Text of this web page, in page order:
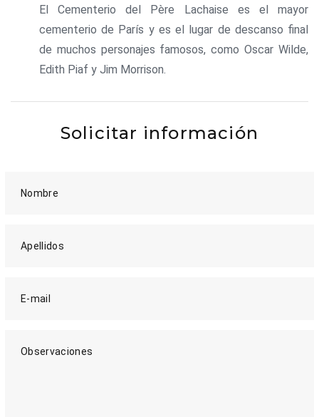
El Cementerio del Père Lachaise es el mayor
cementerio de París y es el lugar de descanso final
de muchos personajes famosos, como Oscar Wilde,
Edith Piaf y Jim Morrison.
Solicitar información
Nombre
Apellidos
E-mail
Observaciones